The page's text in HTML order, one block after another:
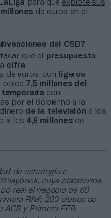
LaLiga para que explote sus
de euros en el
del CSD?
que el presupuesto
cifra
de euros, con
ligeros
otros 7,5 millones del
con
por el Gobierno a la
de la televisión a los
a los 4,8 millones de
de estrategia e
cuya plataforma
real el negocio de 60
Rfef; 200 clubes de
ACB y Primera FEB.